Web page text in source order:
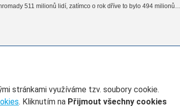
511 milionů lidí, zatímco o rok dříve to bylo 494 milionů…
stránkami využíváme tzv. soubory cookie.
. Kliknutím na Přijmout všechny cookies